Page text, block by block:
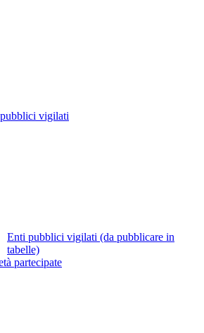
vigilati
Enti pubblici vigilati (da pubblicare in
tabelle)
partecipate